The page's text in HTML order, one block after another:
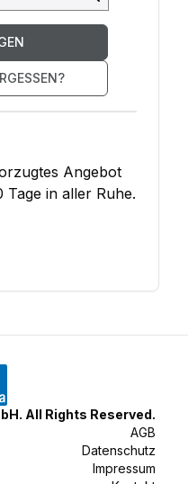
Angebot
Tage in aller Ruhe.
All Rights Reserved.
AGB
Datenschutz
Impressum